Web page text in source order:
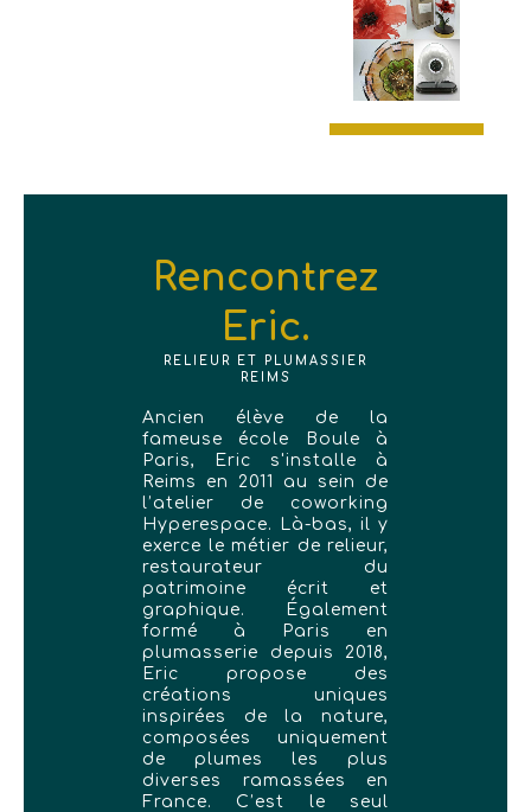
Rencontrez
Eric.
RELIEUR ET PLUMASSIER
REIMS
Ancien élève de la
fameuse école Boule à
Paris, Eric s'installe à
Reims en 2011 au sein de
l’atelier de coworking
Hyperespace. Là-bas, il y
exerce le métier de relieur,
restaurateur du
patrimoine écrit et
graphique. Également
formé à Paris en
plumasserie depuis 2018,
Eric propose des
créations uniques
inspirées de la nature,
composées uniquement
de plumes les plus
diverses ramassées en
France. C’est le seul